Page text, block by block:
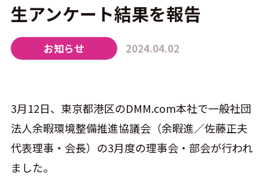
CONTACT
生アンケート結果を報告
お知らせ 2024.04.02
3月12日、東京都港区のDMM.com本社で一般社団
法人余暇環境整備推進協議会（余暇進／佐藤正夫
代表理事・会長）の3月度の理事会・部会が行われ
ました。